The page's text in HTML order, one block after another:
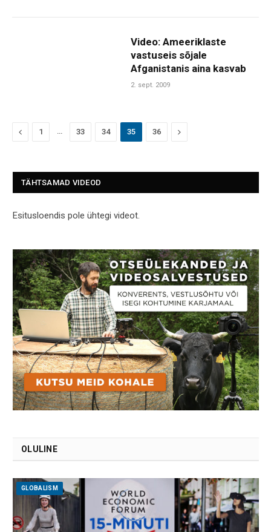
Video: Ameeriklaste
vastuseis sõjale
Afganistanis aina kasvab
2. sept. 2009
Previous
1 … 33 34 35 36 Next
TÄHTSAMAD VIDEOD
Esitusloendis pole ühtegi videot.
OLULINE
GLOBALISM